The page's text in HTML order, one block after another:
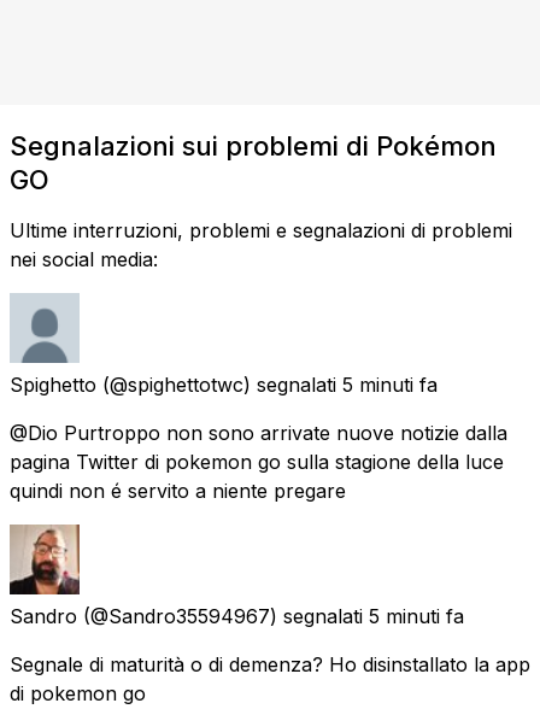
Segnalazioni sui problemi di Pokémon
GO
Ultime interruzioni, problemi e segnalazioni di problemi
nei social media:
Spighetto (@spighettotwc) segnalati 5 minuti fa
@Dio Purtroppo non sono arrivate nuove notizie dalla
pagina Twitter di pokemon go sulla stagione della luce
quindi non é servito a niente pregare
Sandro (@Sandro35594967) segnalati 5 minuti fa
Segnale di maturità o di demenza? Ho disinstallato la app
di pokemon go